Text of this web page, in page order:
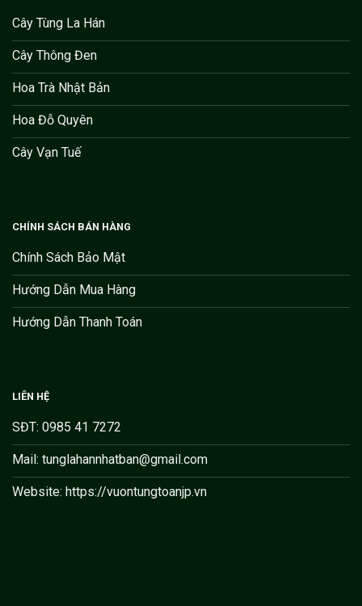
Cây Tùng La Hán
Cây Thông Đen
Hoa Trà Nhật Bản
Hoa Đỗ Quyên
Cây Vạn Tuế
CHÍNH SÁCH BÁN HÀNG
Chính Sách Bảo Mật
Hướng Dẫn Mua Hàng
Hướng Dẫn Thanh Toán
LIÊN HỆ
SĐT: 0985 41 7272
Mail: tunglahannhatban@gmail.com
Website: https://vuontungtoanjp.vn